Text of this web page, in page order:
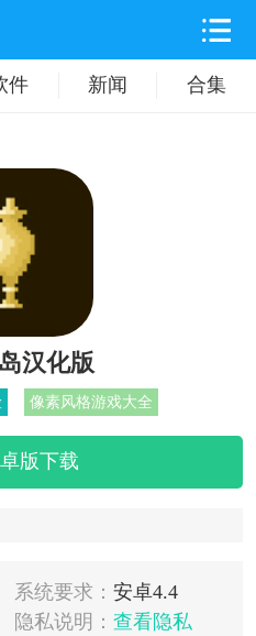
件 新闻 合集
休闲益智
音乐舞蹈
汉化版
像素风格游戏大全
版下载
系统要求： 安卓4.4
隐私说明： 查看隐私